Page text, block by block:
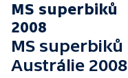
MS superbiků
2008
MS superbiků
Austrálie 2008